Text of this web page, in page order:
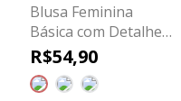
Blusa Feminina
Básica com Detalhe
Frontal Marialícia
Verde Claro
R$54,90